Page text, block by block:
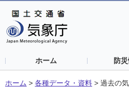
ホーム 防
ホーム > 各種データ・資料 > 過去の